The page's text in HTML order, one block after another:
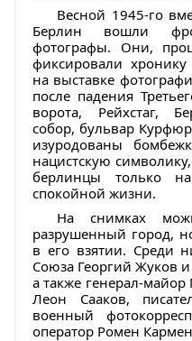
Весной 1945-го
Берлин вошли
фотографы. Они,
фиксировали
на выставке
после падения
ворота, Рейхстаг,
собор, бульвар
изуродованы
нацистскую
берлинцы только
спокойной жизни.
На снимках
разрушенный город,
в его взятии. Среди
Союза Георгий Жуков
а также генерал-
Леон Сааков,
военный
оператор Ромен